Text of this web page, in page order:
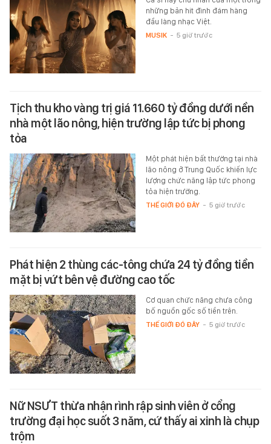
những bản hit đình đám hàng
đầu làng nhạc Việt.
MUSIK - 5 giờ trước
Tịch thu kho vàng trị giá 11.660 tỷ đồng dưới nền
nhà một lão nông, hiện trường lập tức bị phong
tỏa
Một phát hiện bất thường tại nhà
lão nông ở Trung Quốc khiến lực
lượng chức năng lập tức phong
tỏa hiện trường.
THẾ GIỚI ĐÓ ĐÂY - 5 giờ trước
Phát hiện 2 thùng các-tông chứa 24 tỷ đồng tiền
mặt bị vứt bên vệ đường cao tốc
Cơ quan chức năng chưa công
bố nguồn gốc số tiền trên.
THẾ GIỚI ĐÓ ĐÂY - 5 giờ trước
Nữ NSƯT thừa nhận rình rập sinh viên ở cổng
trường đại học suốt 3 năm, cứ thấy ai xinh là chụp
trộm